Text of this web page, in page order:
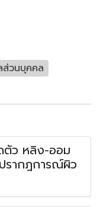
วนบุคคล
ตัว หลิง-ออม
รากฎการณ์ผิว